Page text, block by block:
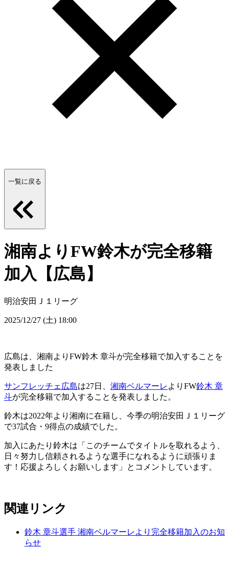
一覧に戻る
湘南よりFW鈴木が完全移籍
加入【広島】
明治安田Ｊ１リーグ
2025/12/27 (土) 18:00
広島は、湘南よりFW鈴木 章斗が完全移籍で加入することを
発表しました
サンフレッチェ広島は27日、 湘南ベルマーレ よりFW鈴木 章
斗が完全移籍で加入することを発表しました。
鈴木は2022年より湘南に在籍し、今季の明治安田Ｊ１リーグ
で37試合・9得点の成績でした。
加入にあたり鈴木は「このチームでタイトルを取れるよう、
日々努力し信頼されるような選手になれるように頑張りま
す！応援よろしくお願いします」とコメントしています。
関連リンク
鈴木 章斗選手 湘南ベルマーレより完全移籍加入のお知
らせ